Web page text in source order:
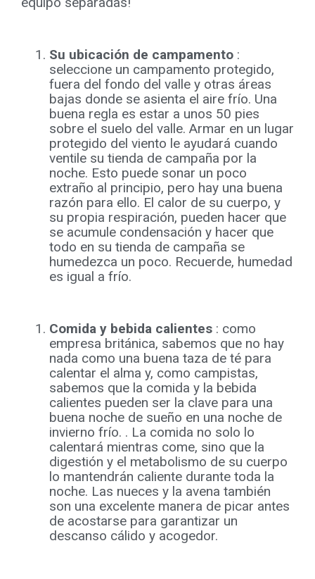
Su ubicación de campamento :
seleccione un campamento protegido,
fuera del fondo del valle y otras áreas
bajas donde se asienta el aire frío. Una
buena regla es estar a unos 50 pies
sobre el suelo del valle. Armar en un lugar
protegido del viento le ayudará cuando
ventile su tienda de campaña por la
noche. Esto puede sonar un poco
extraño al principio, pero hay una buena
razón para ello. El calor de su cuerpo, y
su propia respiración, pueden hacer que
se acumule condensación y hacer que
todo en su tienda de campaña se
humedezca un poco. Recuerde, humedad
es igual a frío.
Comida y bebida calientes : como
empresa británica, sabemos que no hay
nada como una buena taza de té para
calentar el alma y, como campistas,
sabemos que la comida y la bebida
calientes pueden ser la clave para una
buena noche de sueño en una noche de
invierno frío. . La comida no solo lo
calentará mientras come, sino que la
digestión y el metabolismo de su cuerpo
lo mantendrán caliente durante toda la
noche. Las nueces y la avena también
son una excelente manera de picar antes
de acostarse para garantizar un
descanso cálido y acogedor.